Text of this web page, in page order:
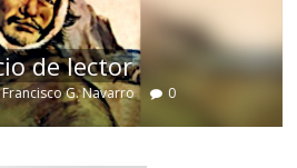
de lector
Francisco G. Navarro 0